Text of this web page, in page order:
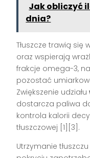
Jak obliczyć
dnia?
Tłuszcze trawią
oraz wspierają
frakcje omega-3,
pozostać
Zwiększenie udziału
dostarcza paliwa
kontrola kalorii
tłuszczowej [1][3].
Utrzymanie